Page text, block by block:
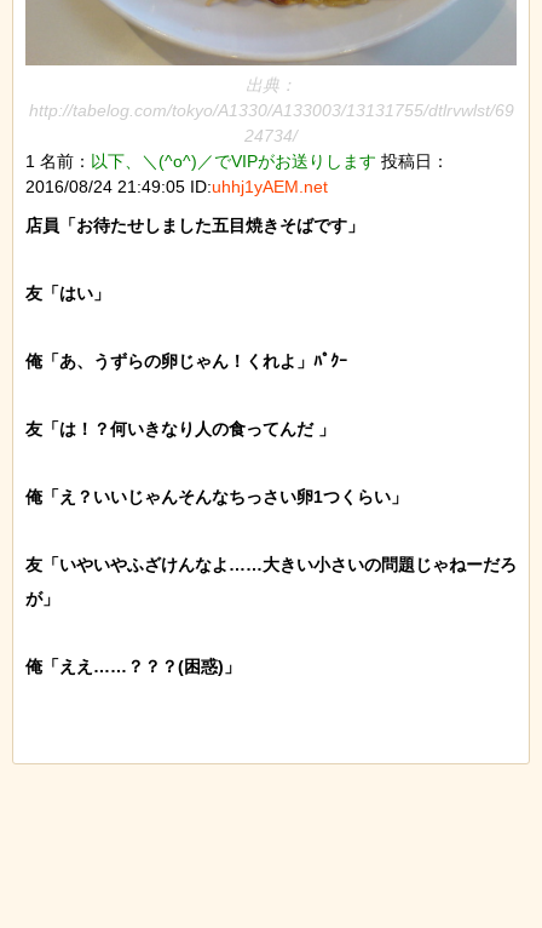
出典：
http://tabelog.com/tokyo/A1330/A133003/13131755/dtlrvwlst/69
24734/
1 名前： 以下、＼(^o^)／でVIPがお送りします 投稿日：
2016/08/24 21:49:05 ID:uhhj1yAEM.net
店員「お待たせしました五目焼きそばです」
友「はい」
俺「あ、うずらの卵じゃん！くれよ」ﾊﾟｸｰ
友「は！？何いきなり人の食ってんだ 」
俺「え？いいじゃんそんなちっさい卵1つくらい」
友「いやいやふざけんなよ……大きい小さいの問題じゃねーだろ
が」
俺「ええ……？？？(困惑)」